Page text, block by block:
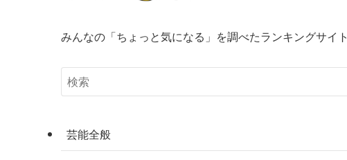
みんなの「ちょっと気になる」を調べたランキングサイト
芸能全般